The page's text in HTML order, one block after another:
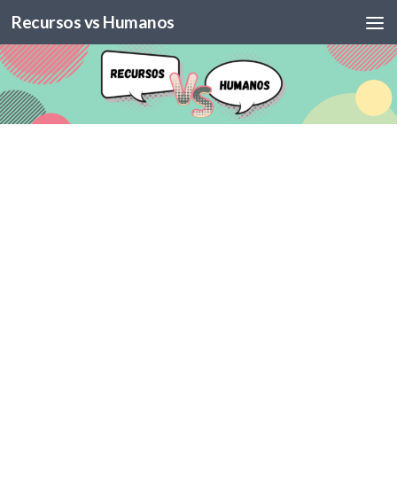
Skip to content
Recursos vs Humanos